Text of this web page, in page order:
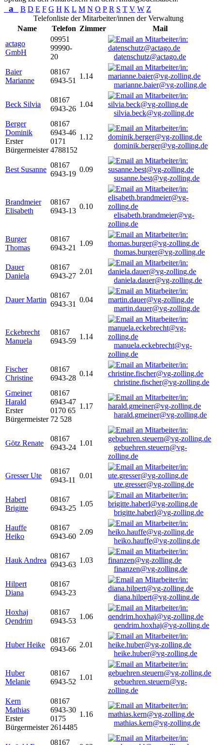
a B D E F G H K L M N O P R S T V W Z
Telefonliste der Mitarbeiter/innen der Verwaltung
Name
Telefon Zimmer
Mail
actago
GmbH
09951
99990-
20
datenschutz@actago.de
Baier
Marianne
08167
6943-51
1.14
marianne.baier@vg-zolling.de
Beck Silvia
08167
6943-26
1.04
silvia.beck@vg-zolling.de
Berger
Dominik
Erster
Bürgermeister
08167
6943-46
0171
4788152
1.12
dominik.berger@vg-zolling.de
Best Susanne
08167
6943-19
0.09
susanne.best@vg-zolling.de
Brandmeier
Elisabeth
08167
6943-13
0.10
elisabeth.brandmeier@vg-
zolling.de
Burger
Thomas
08167
6943-21
1.09
thomas.burger@vg-zolling.de
Dauer
Daniela
08167
6943-27
2.01
daniela.dauer@vg-zolling.de
Dauer Martin
08167
6943-31
0.04
martin.dauer@vg-zolling.de
Eckebrecht
Manuela
08167
6943-59
1.14
manuela.eckebrecht@vg-
zolling.de
Fischer
Christine
08167
6943-28
0.14
christine.fischer@vg-zolling.de
Gmeiner
Harald
Erster
Bürgermeister
08167
6943-47
0170 65
72 528
1.17
harald.gmeiner@vg-zolling.de
Götz Renate
08167
6943-24
1.01
gebuehren.steuern@vg-
zolling.de
Gresser Ute
08167
6943-11
0.01
ute.gresser@vg-zolling.de
Haberl
Brigitte
08167
6943-25
1.05
brigitte.haberl@vg-zolling.de
Hauffe
Heiko
08167
6943-60
2.09
heiko.hauffe@vg-zolling.de
Hauk Andrea
08167
6943-63
1.03
finanzen@vg-zolling.de
Hilpert
Diana
08167
6943-23
diana.hilpert@vg-zolling.de
Hoxhaj
Qendrim
08167
6943-53
1.06
qendrim.hoxhaj@vg-zolling.de
Huber Heike
08167
6943-66
2.01
heike.huber@vg-zolling.de
Huber
Melanie
08167
6943-52
1.01
gebuehren.steuern@vg-
zolling.de
Kern
Mathias
Erster
Bürgermeister
08167
6943-30
0175
2614485
1.16
mathias.kern@vg-zolling.de
08167